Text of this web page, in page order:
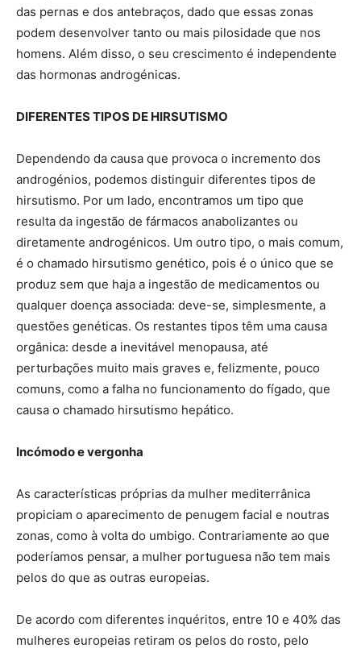
das pernas e dos antebraços, dado que essas zonas
podem desenvolver tanto ou mais pilosidade que nos
homens. Além disso, o seu crescimento é independente
das hormonas androgénicas.
DIFERENTES TIPOS DE HIRSUTISMO
Dependendo da causa que provoca o incremento dos
androgénios, podemos distinguir diferentes tipos de
hirsutismo. Por um lado, encontramos um tipo que
resulta da ingestão de fármacos anabolizantes ou
diretamente androgénicos. Um outro tipo, o mais comum,
é o chamado hirsutismo genético, pois é o único que se
produz sem que haja a ingestão de medicamentos ou
qualquer doença associada: deve-se, simplesmente, a
questões genéticas. Os restantes tipos têm uma causa
orgânica: desde a inevitável menopausa, até
perturbações muito mais graves e, felizmente, pouco
comuns, como a falha no funcionamento do fígado, que
causa o chamado hirsutismo hepático.
Incómodo e vergonha
As características próprias da mulher mediterrânica
propiciam o aparecimento de penugem facial e noutras
zonas, como à volta do umbigo. Contrariamente ao que
poderíamos pensar, a mulher portuguesa não tem mais
pelos do que as outras europeias.
De acordo com diferentes inquéritos, entre 10 e 40% das
mulheres europeias retiram os pelos do rosto, pelo